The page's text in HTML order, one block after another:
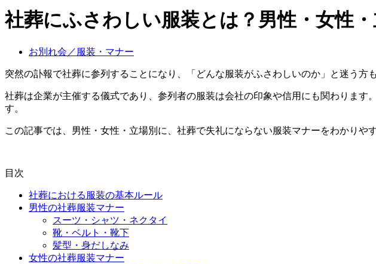
社葬にふさわしい服装とは？男性・女性
お別れ会／服装・マナー
突然の訃報で社葬に参列することになり、「どんな服装がふさわしいのか」と迷う方
社葬は企業が主催する儀式であり、参列者の服装は会社の印象や信用にも関わりま
す。
この記事では、男性・女性・立場別に、社葬で失礼にならない服装マナーをわかりや
目次
社葬における服装の基本ルール
男性の社葬服装マナー
スーツ・シャツ・ネクタイ
靴・ベルト・靴下
髪型・身だしなみ
女性の社葬服装マナー